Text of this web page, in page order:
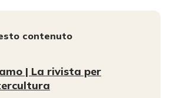
contenuto
| La rivista per